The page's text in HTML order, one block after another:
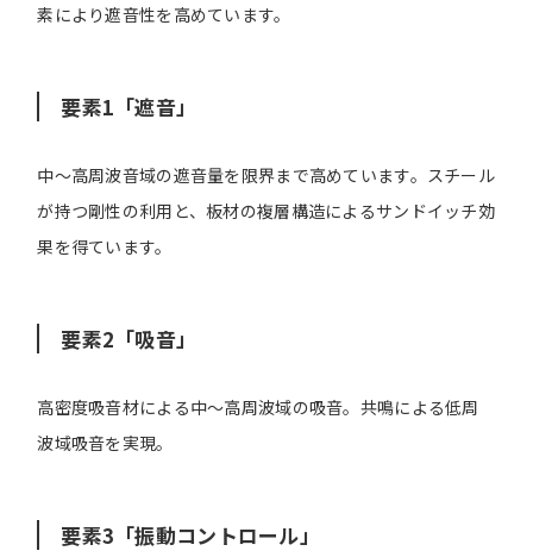
素により遮音性を高めています。
要素1「遮音」
中～高周波音域の遮音量を限界まで高めています。スチール
が持つ剛性の利用と、板材の複層構造によるサンドイッチ効
果を得ています。
要素2「吸音」
高密度吸音材による中～高周波域の吸音。共鳴による低周
波域吸音を実現。
要素3「振動コントロール」